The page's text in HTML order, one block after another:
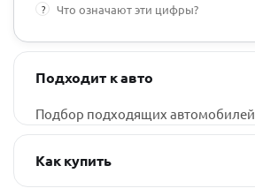
? Что означают эти цифры?
Подходит к авто
Подбор подходящих автомобилей
Как купить